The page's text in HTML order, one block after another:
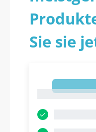
Sie sie